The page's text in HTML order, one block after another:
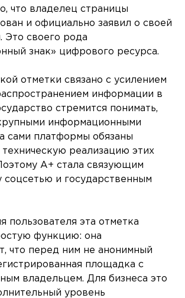
что владелец страницы
и официально заявил о своей
Это своего рода
знак» цифрового ресурса.
отметки связано с усилением
информации в
стремится понимать,
информационными
сами платформы обязаны
техническую реализацию этих
A+ стала связующим
соцсетью и государственным
пользователя эта отметка
функцию: она
что перед ним не анонимный
площадка с
владельцем. Для бизнеса это
уровень